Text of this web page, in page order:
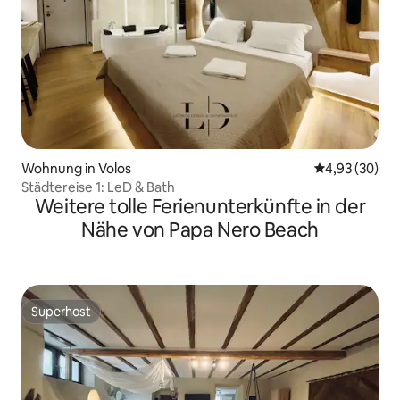
Wohnung in Volos
4,93 (30)
Städtereise 1: LeD & Bath
Weitere tolle Ferienunterkünfte in der
Nähe von Papa Nero Beach
Superhost
Superhost